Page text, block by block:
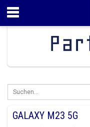
GALAXY M23 5G